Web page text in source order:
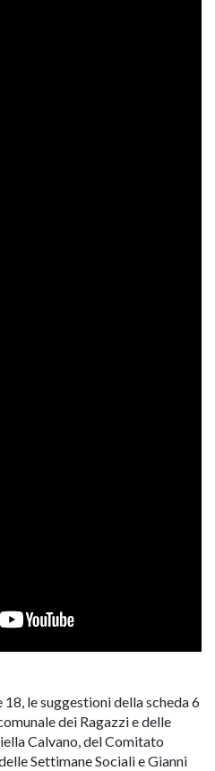
le suggestioni della scheda 6
dei Ragazzi e delle
Calvano, del Comitato
Settimane Sociali e Gianni